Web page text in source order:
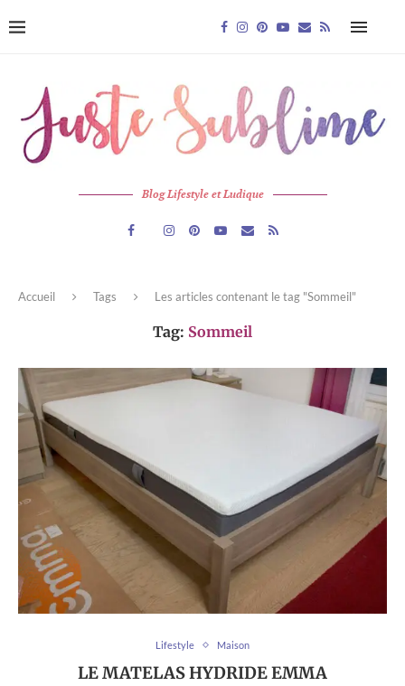
Blog Lifestyle et Ludique
Accueil Tags Les articles contenant le tag "Sommeil"
Tag: Sommeil
Lifestyle Maison
LE MATELAS HYDRIDE EMMA